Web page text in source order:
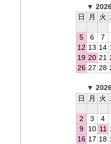
▼
日
月 火
5
6 7
12 13 14
19 20 21
26 27 28
▼
日
月 火
2
3 4
9
10 11
16 17 18